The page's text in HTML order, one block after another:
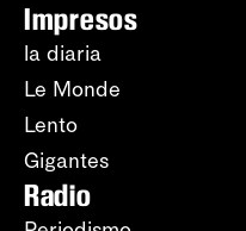
Impresos
la diaria
Le Monde
Lento
Gigantes
Radio